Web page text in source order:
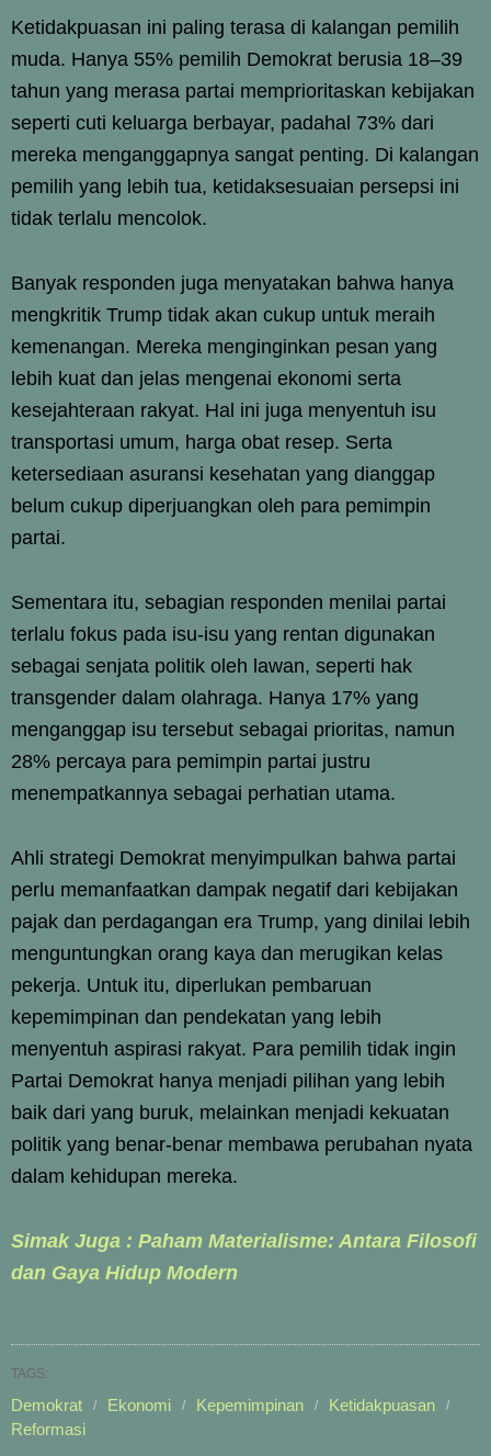
Ketidakpuasan ini paling terasa di kalangan pemilih
muda. Hanya 55% pemilih Demokrat berusia 18–39
tahun yang merasa partai memprioritaskan kebijakan
seperti cuti keluarga berbayar, padahal 73% dari
mereka menganggapnya sangat penting. Di kalangan
pemilih yang lebih tua, ketidaksesuaian persepsi ini
tidak terlalu mencolok.
Banyak responden juga menyatakan bahwa hanya
mengkritik Trump tidak akan cukup untuk meraih
kemenangan. Mereka menginginkan pesan yang
lebih kuat dan jelas mengenai ekonomi serta
kesejahteraan rakyat. Hal ini juga menyentuh isu
transportasi umum, harga obat resep. Serta
ketersediaan asuransi kesehatan yang dianggap
belum cukup diperjuangkan oleh para pemimpin
partai.
Sementara itu, sebagian responden menilai partai
terlalu fokus pada isu-isu yang rentan digunakan
sebagai senjata politik oleh lawan, seperti hak
transgender dalam olahraga. Hanya 17% yang
menganggap isu tersebut sebagai prioritas, namun
28% percaya para pemimpin partai justru
menempatkannya sebagai perhatian utama.
Ahli strategi Demokrat menyimpulkan bahwa partai
perlu memanfaatkan dampak negatif dari kebijakan
pajak dan perdagangan era Trump, yang dinilai lebih
menguntungkan orang kaya dan merugikan kelas
pekerja. Untuk itu, diperlukan pembaruan
kepemimpinan dan pendekatan yang lebih
menyentuh aspirasi rakyat. Para pemilih tidak ingin
Partai Demokrat hanya menjadi pilihan yang lebih
baik dari yang buruk, melainkan menjadi kekuatan
politik yang benar-benar membawa perubahan nyata
dalam kehidupan mereka.
Simak Juga : Paham Materialisme: Antara Filosofi
dan Gaya Hidup Modern
TAGS:
Demokrat Ekonomi Kepemimpinan
Ketidakpuasan
Reformasi